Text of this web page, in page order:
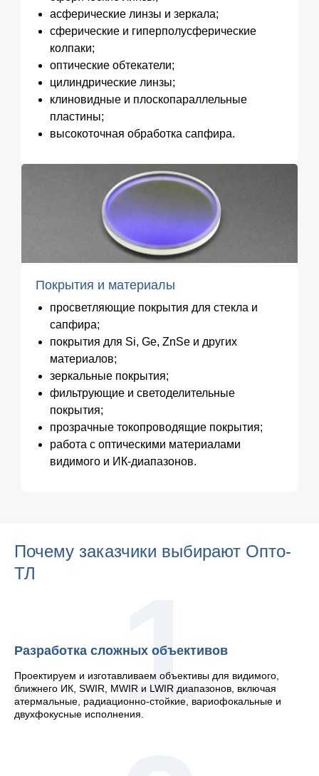
асферические линзы и зеркала;
сферические и гиперполусферические
колпаки;
оптические обтекатели;
цилиндрические линзы;
клиновидные и плоскопараллельные
пластины;
высокоточная обработка сапфира.
Покрытия и материалы
просветляющие покрытия для стекла и
сапфира;
покрытия для Si, Ge, ZnSe и других
материалов;
зеркальные покрытия;
фильтрующие и светоделительные
покрытия;
прозрачные токопроводящие покрытия;
работа с оптическими материалами
видимого и ИК-диапазонов.
Почему заказчики выбирают Опто-
ТЛ
Разработка сложных объективов
Проектируем и изготавливаем объективы для видимого,
ближнего ИК, SWIR, MWIR и LWIR диапазонов, включая
атермальные, радиационно-стойкие, вариофокальные и
двухфокусные исполнения.1